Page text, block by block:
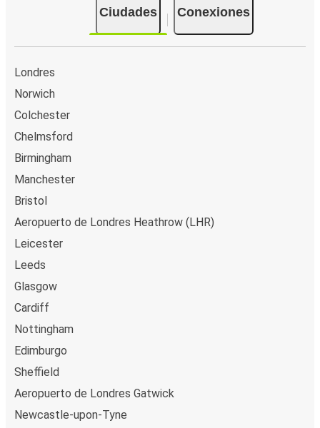
Ciudades Conexiones
Londres
Norwich
Colchester
Chelmsford
Birmingham
Manchester
Bristol
Aeropuerto de Londres Heathrow (LHR)
Leicester
Leeds
Glasgow
Cardiff
Nottingham
Edimburgo
Sheffield
Aeropuerto de Londres Gatwick
Newcastle-upon-Tyne